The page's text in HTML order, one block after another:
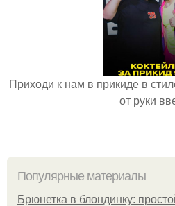
Приходи к нам в прикиде в
от руки
Популярные материалы
Брюнетка в блондинку: